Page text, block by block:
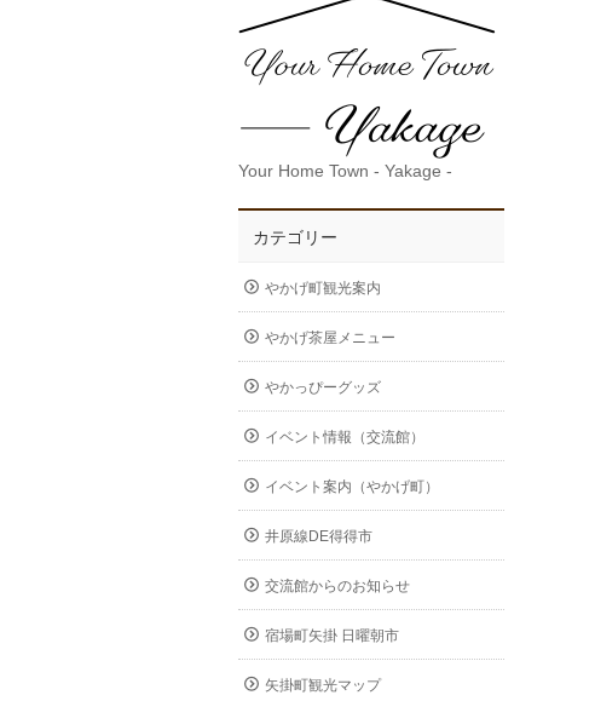
Your Home Town - Yakage -
カテゴリー
やかげ町観光案内
やかげ茶屋メニュー
やかっぴーグッズ
イベント情報（交流館）
イベント案内（やかげ町）
井原線DE得得市
交流館からのお知らせ
宿場町矢掛 日曜朝市
矢掛町観光マップ